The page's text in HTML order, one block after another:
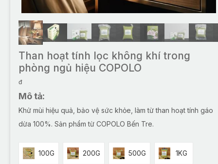
Than hoạt tính lọc không khí trong
phòng ngủ hiệu COPOLO
đ
Mô tả:
Khử mùi hiệu quả, bảo vệ sức khỏe, làm từ than hoạt tính gáo
dừa 100%. Sản phẩm từ COPOLO Bến Tre.
100G 200G 500G 1KG